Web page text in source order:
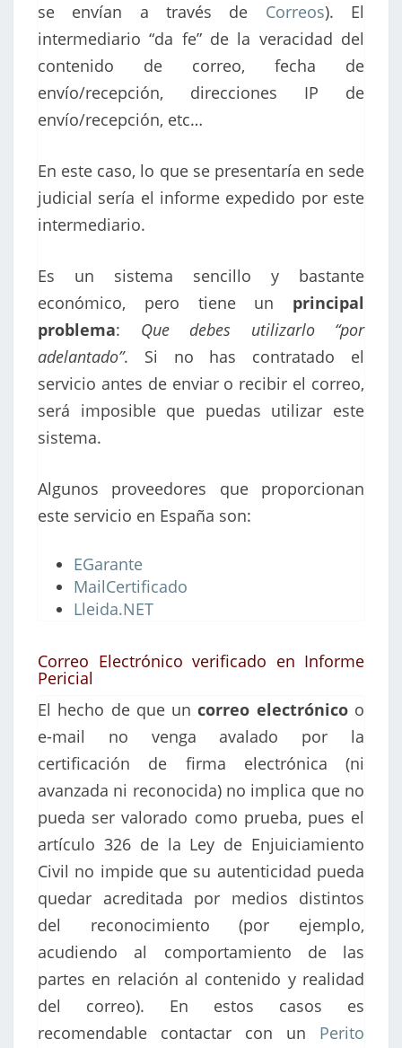
se envían a través de Correos). El
intermediario “da fe” de la veracidad del
contenido de correo, fecha de
envío/recepción, direcciones IP de
envío/recepción, etc…
En este caso, lo que se presentaría en sede
judicial sería el informe expedido por este
intermediario.
Es un sistema sencillo y bastante
económico, pero tiene un principal
problema: Que debes utilizarlo “por
adelantado”. Si no has contratado el
servicio antes de enviar o recibir el correo,
será imposible que puedas utilizar este
sistema.
Algunos proveedores que proporcionan
este servicio en España son:
EGarante
MailCertificado
Lleida.NET
Correo Electrónico verificado en Informe
Pericial
El hecho de que uncorreo electrónicoo
e-mail no venga avalado por la
certificación de firma electrónica (ni
avanzada ni reconocida) no implica que no
pueda ser valorado como prueba, pues el
artículo 326 de la Ley de Enjuiciamiento
Civil no impide que su autenticidad pueda
quedar acreditada por medios distintos
del reconocimiento (por ejemplo,
acudiendo al comportamiento de las
partes en relación al contenido y realidad
del correo). En estos casos es
recomendable contactar con un Perito